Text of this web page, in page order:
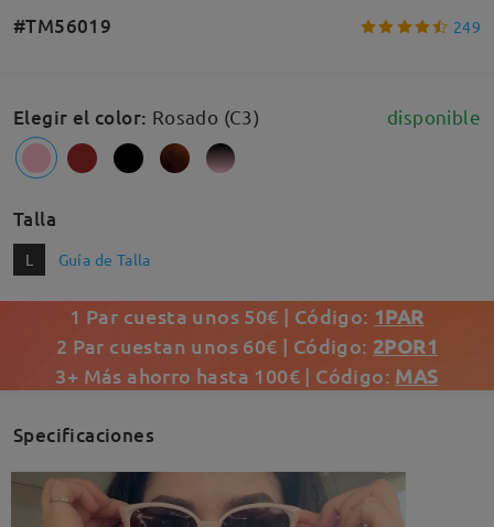
#TM56019 249
Elegir el color: Rosado (C3) disponible
Talla
L Guía de Talla
1 Par cuesta unos 50€ | Código: 1PAR
2 Par cuestan unos 60€ | Código: 2POR1
3+ Más ahorro hasta 100€ | Código: MAS
Specificaciones